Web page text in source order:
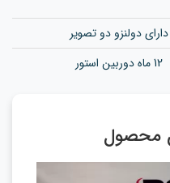
دارای دولنزو دو تصویر
12 ماه دوربین استور
محصول